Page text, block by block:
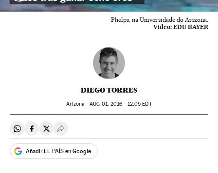
Phelps, na Universidade do Arizona.
Vídeo: EDU BAYER
DIEGO TORRES
Arizona -AUG 01, 2016 - 12:05 EDT
Compartir en Whatsapp
Compartir en Facebook
Compartir en Twitter
Desplegar Redes Sociales
Añadir EL PAÍS en Google